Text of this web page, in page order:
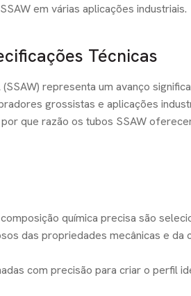
em várias aplicações industriais.
Técnicas
representa um avanço
grossistas e aplicações
que razão os tubos SSAW
química precisa são
das propriedades mecânicas e da
com precisão para criar o perfil